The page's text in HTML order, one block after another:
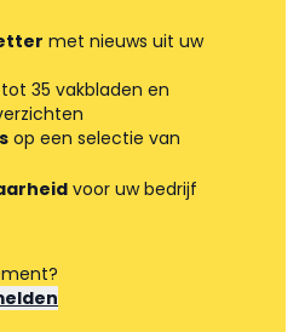
met nieuws uit uw
tot 35 vakbladen en
op een selectie van
voor uw bedrijf